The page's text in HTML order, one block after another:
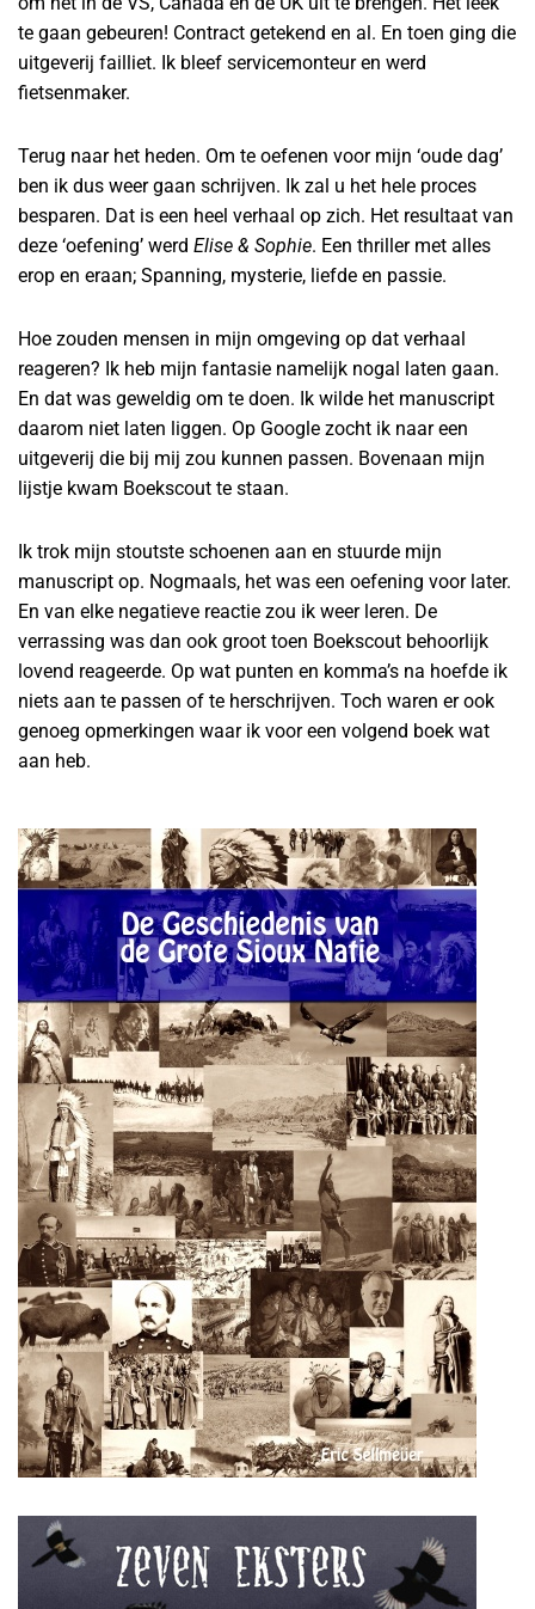
te gaan gebeuren! Contract getekend en al. En toen ging die
uitgeverij failliet. Ik bleef servicemonteur en werd
fietsenmaker.
Terug naar het heden. Om te oefenen voor mijn ‘oude dag’
ben ik dus weer gaan schrijven. Ik zal u het hele proces
besparen. Dat is een heel verhaal op zich. Het resultaat van
deze ‘oefening’ werd Elise & Sophie. Een thriller met alles
erop en eraan; Spanning, mysterie, liefde en passie.
Hoe zouden mensen in mijn omgeving op dat verhaal
reageren? Ik heb mijn fantasie namelijk nogal laten gaan.
En dat was geweldig om te doen. Ik wilde het manuscript
daarom niet laten liggen. Op Google zocht ik naar een
uitgeverij die bij mij zou kunnen passen. Bovenaan mijn
lijstje kwam Boekscout te staan.
Ik trok mijn stoutste schoenen aan en stuurde mijn
manuscript op. Nogmaals, het was een oefening voor later.
En van elke negatieve reactie zou ik weer leren. De
verrassing was dan ook groot toen Boekscout behoorlijk
lovend reageerde. Op wat punten en komma’s na hoefde ik
niets aan te passen of te herschrijven. Toch waren er ook
genoeg opmerkingen waar ik voor een volgend boek wat
aan heb.